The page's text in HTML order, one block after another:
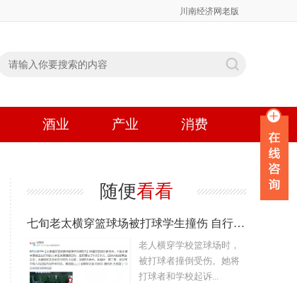
川南经济网老版
酒业 产业 消费
随便看看
七旬老太横穿篮球场被打球学生撞伤 自行承担50%责任
老人横穿学校篮球场时，
被打球者撞倒受伤。她将
打球者和学校起诉...